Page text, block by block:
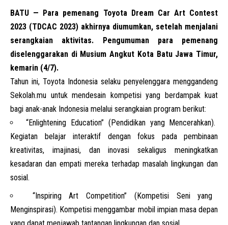
BATU — Para pemenang Toyota Dream Car Art Contest
2023 (TDCAC 2023) akhirnya diumumkan, setelah menjalani
serangkaian aktivitas. Pengumuman para pemenang
diselenggarakan di Musium Angkut Kota Batu Jawa Timur,
kemarin (4/7).
Tahun ini, Toyota Indonesia selaku penyelenggara menggandeng
Sekolah.mu untuk mendesain kompetisi yang berdampak kuat
bagi anak-anak Indonesia melalui serangkaian program berikut:
“Enlightening Education” (Pendidikan yang Mencerahkan).
Kegiatan belajar interaktif dengan fokus pada pembinaan
kreativitas, imajinasi, dan inovasi sekaligus meningkatkan
kesadaran dan empati mereka terhadap masalah lingkungan dan
sosial.
“Inspiring Art Competition” (Kompetisi Seni yang
Menginspirasi). Kompetisi menggambar mobil impian masa depan